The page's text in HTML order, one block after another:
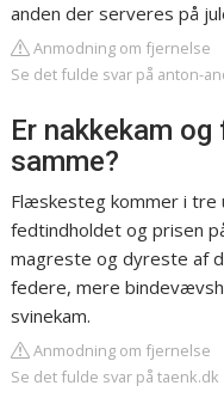
anden der serveres på
Anmodning om fjernelse
Se det fulde svar på anton-
Er nakkekam
samme?
Flæskesteg kommer i
fedtindholdet og prisen
magreste og dyreste af
federe, mere
svinekam.
Anmodning om fjernelse
Se det fulde svar på taenk.dk